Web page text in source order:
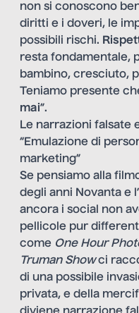
non si conoscono
diritti e i doveri, le
possibili rischi.
resta fondamentale,
bambino, cresciuto,
Teniamo presente
mai”.
Le narrazioni falsate
“Emulazione di
marketing”
Se pensiamo alla
degli anni Novanta e
ancora i social non
pellicole pur
come One Hour
Truman Showci
di una possibile
privata, e della